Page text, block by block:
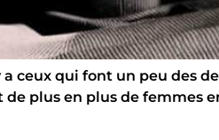
ceux qui font un peu des
plus en plus de femmes